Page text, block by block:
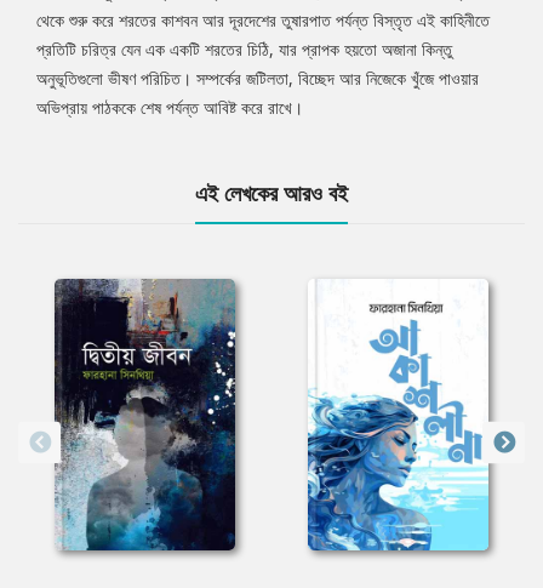
থেকে শুরু করে শরতের কাশবন আর দূরদেশের তুষারপাত পর্যন্ত বিস্তৃত এই কাহিনীতে
প্রতিটি চরিত্র যেন এক একটি শরতের চিঠি, যার প্রাপক হয়তো অজানা কিন্তু
অনুভূতিগুলো ভীষণ পরিচিত। সম্পর্কের জটিলতা, বিচ্ছেদ আর নিজেকে খুঁজে পাওয়ার
অভিপ্রায় পাঠককে শেষ পর্যন্ত আবিষ্ট করে রাখে।
এই লেখকের আরও বই